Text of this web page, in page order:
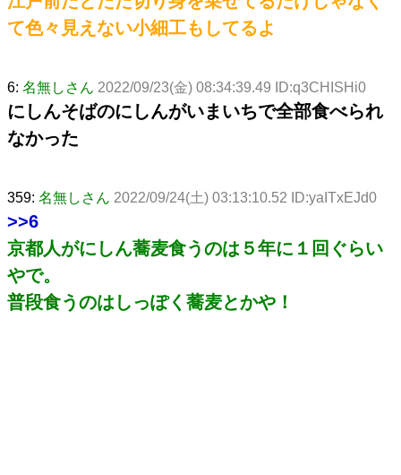
て色々見えない小細工もしてるよ
6: 名無しさん 2022/09/23(金) 08:34:39.49 ID:q3CHISHi0
にしんそばのにしんがいまいちで全部食べられ
なかった
359: 名無しさん 2022/09/24(土) 03:13:10.52 ID:yaITxEJd0
>>6
京都人がにしん蕎麦食うのは５年に１回ぐらい
やで。
普段食うのはしっぽく蕎麦とかや！